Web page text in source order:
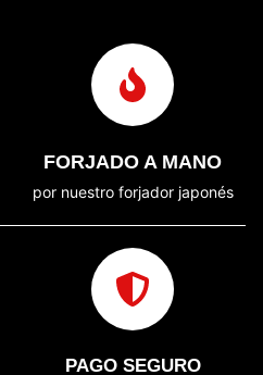
FORJADO A MANO
por nuestro forjador japonés
PAGO SEGURO